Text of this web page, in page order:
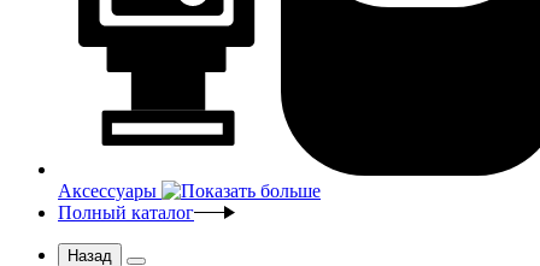
Аксессуары
Полный каталог
Назад